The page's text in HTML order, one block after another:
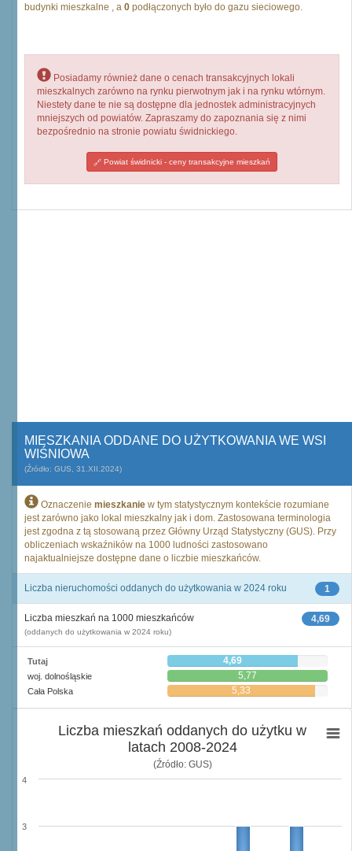
budynki mieszkalne , a 0 podłączonych było do gazu sieciowego.
Posiadamy również dane o cenach transakcyjnych lokali
mieszkalnych zarówno na rynku pierwotnym jak i na rynku wtórnym.
Niestety dane te nie są dostępne dla jednostek administracyjnych
mniejszych od powiatów. Zapraszamy do zapoznania się z nimi
bezpośrednio na stronie powiatu świdnickiego.
Powiat świdnicki - ceny transakcyjne mieszkań
MIESZKANIA ODDANE DO UŻYTKOWANIA WE WSI
WIŚNIOWA
(Źródło: GUS, 31.XII.2024)
Oznaczenie mieszkanie w tym statystycznym kontekście rozumiane
jest zarówno jako lokal mieszkalny jak i dom. Zastosowana terminologia
jest zgodna z tą stosowaną przez Główny Urząd Statystyczny (GUS). Przy
obliczeniach wskaźników na 1000 ludności zastosowano
najaktualniejsze dostępne dane o liczbie mieszkańców.
1
Liczba nieruchomości oddanych do użytkowania w 2024 roku
4,69
Liczba mieszkań na 1000 mieszkańców
(oddanych do użytkowania w 2024 roku)
Tutaj 4,69
woj. dolnośląskie 5,77
Cała Polska 5,33
Liczba mieszkań oddanych do użytku w
latach 2008-2024
(Źródło: GUS)
3
4